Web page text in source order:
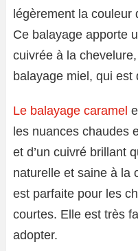
légèrement la couleur
Ce balayage apporte
cuivrée à la
balayage miel, qui est
Le balayage caramel
les nuances chaudes
et d’un cuivré brillant
naturelle et saine à la
est parfaite pour les
courtes. Elle est très
adopter.